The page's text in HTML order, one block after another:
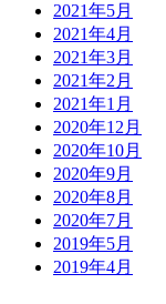
2021年5月
2021年4月
2021年3月
2021年2月
2021年1月
2020年12月
2020年10月
2020年9月
2020年8月
2020年7月
2019年5月
2019年4月